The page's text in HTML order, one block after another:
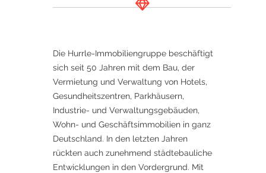
Die Hurrle-Immobiliengruppe beschäftigt
sich seit 50 Jahren mit dem Bau, der
Vermietung und Verwaltung von Hotels,
Gesundheitszentren, Parkhäusern,
Industrie- und Verwaltungsgebäuden,
Wohn- und Geschäftsimmobilien in ganz
Deutschland. In den letzten Jahren
rückten auch zunehmend städtebauliche
Entwicklungen in den Vordergrund. Mit